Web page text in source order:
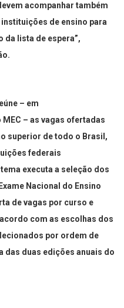
acompanhar também
de ensino para
da lista de espera”,
– em
– as vagas ofertadas
superior de todo o Brasil,
federais
executa a seleção dos
Nacional do Ensino
de vagas por curso e
com as escolhas dos
por ordem de
das duas edições anuais do